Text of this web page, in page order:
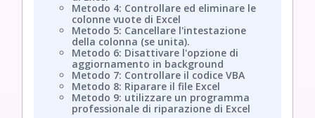
Metodo 4: Controllare ed eliminare le
colonne vuote di Excel
Metodo 5: Cancellare l'intestazione
della colonna (se unita).
Metodo 6: Disattivare l'opzione di
aggiornamento in background
Metodo 7: Controllare il codice VBA
Metodo 8: Riparare il file Excel
Metodo 9: utilizzare un programma
professionale di riparazione di Excel